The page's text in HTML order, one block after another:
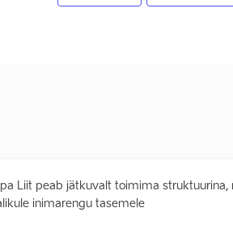
Liit peab jätkuvalt toimima
inimarengu tasemele